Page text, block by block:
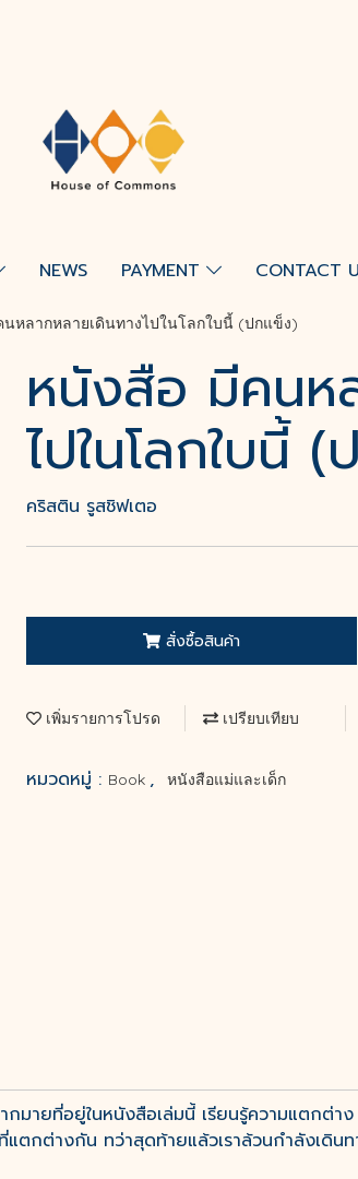
NEWS PAYMENT CONTACT
หลากหลายเดินทางไปในโลกใบนี้ (ปกแข็ง)
หนังสือ มีคนห
ไปในโลกใบนี้
คริสติน รูสชิฟเตอ
สั่งซื้อสินค้า
เพิ่มรายการโปรด เปรียบเทียบ
หมวดหมู่ : Book , หนังสือแม่และเด็ก
มายที่อยู่ในหนังสือเล่มนี้ เรียนรู้ความแตกต่
แตกต่างกัน ทว่าสุดท้ายแล้วเราล้วนกำลังเดิน